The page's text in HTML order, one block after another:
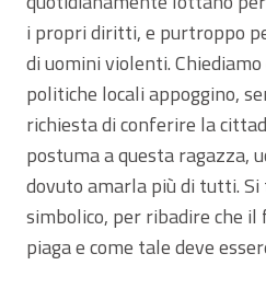
i propri diritti, e purtroppo
di uomini violenti.
politiche locali appoggino,
richiesta di conferire la
postuma a questa ragazza,
dovuto amarla più di tutti.
simbolico, per ribadire che il
piaga e come tale deve